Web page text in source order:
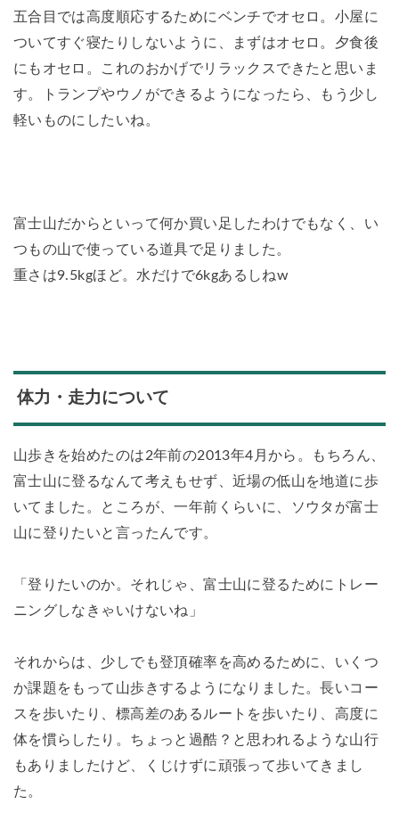
五合目では高度順応するためにベンチでオセロ。小屋に
ついてすぐ寝たりしないように、まずはオセロ。夕食後
にもオセロ。これのおかげでリラックスできたと思いま
す。トランプやウノができるようになったら、もう少し
軽いものにしたいね。
富士山だからといって何か買い足したわけでもなく、い
つもの山で使っている道具で足りました。
重さは9.5kgほど。水だけで6kgあるしねw
体力・走力について
山歩きを始めたのは2年前の2013年4月から。もちろん、
富士山に登るなんて考えもせず、近場の低山を地道に歩
いてました。ところが、一年前くらいに、ソウタが富士
山に登りたいと言ったんです。
「登りたいのか。それじゃ、富士山に登るためにトレー
ニングしなきゃいけないね」
それからは、少しでも登頂確率を高めるために、いくつ
か課題をもって山歩きするようになりました。長いコー
スを歩いたり、標高差のあるルートを歩いたり、高度に
体を慣らしたり。ちょっと過酷？と思われるような山行
もありましたけど、くじけずに頑張って歩いてきまし
た。